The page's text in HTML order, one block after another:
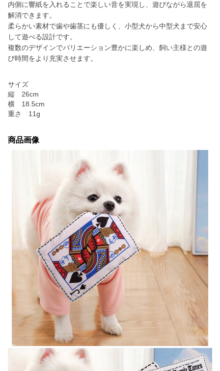
内側に響紙を入れることで楽しい音を実現し、遊びながら退屈を
解消できます。
柔らかい素材で歯や歯茎にも優しく、小型犬から中型犬まで安心
して遊べる設計です。
複数のデザインでバリエーション豊かに楽しめ、飼い主様との遊
び時間をより充実させます。
サイズ
縦 26cm
横 18.5cm
重さ 11g
商品画像